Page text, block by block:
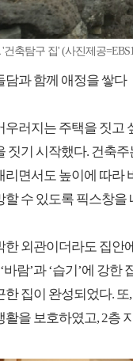
건축탐구 집' (사진제공
과 함께 애정을 쌓다
우러지는 주택을 짓고
짓기 시작했다. 건축
리면서도 높이에 따라
할 수 있도록 픽스창을
한 외관이더라도 집안
바람’과 ‘습기’에 강
한 집이 완성되었다.
활을 보호하였고, 2층